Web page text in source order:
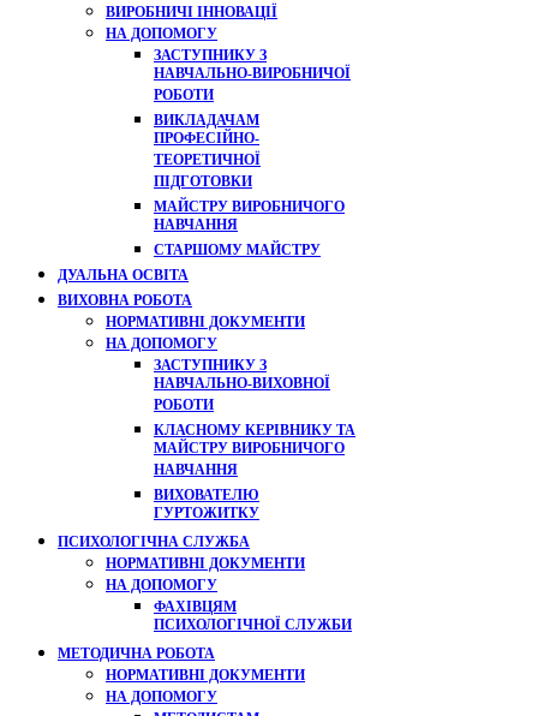
ВИРОБНИЧІ ІННОВАЦІЇ
НА ДОПОМОГУ
ЗАСТУПНИКУ З
НАВЧАЛЬНО-ВИРОБНИЧОЇ
РОБОТИ
ВИКЛАДАЧАМ
ПРОФЕСІЙНО-
ТЕОРЕТИЧНОЇ
ПІДГОТОВКИ
МАЙСТРУ ВИРОБНИЧОГО
НАВЧАННЯ
СТАРШОМУ МАЙСТРУ
ДУАЛЬНА ОСВІТА
ВИХОВНА РОБОТА
НОРМАТИВНІ ДОКУМЕНТИ
НА ДОПОМОГУ
ЗАСТУПНИКУ З
НАВЧАЛЬНО-ВИХОВНОЇ
РОБОТИ
КЛАСНОМУ КЕРІВНИКУ ТА
МАЙСТРУ ВИРОБНИЧОГО
НАВЧАННЯ
ВИХОВАТЕЛЮ
ГУРТОЖИТКУ
ПСИХОЛОГІЧНА СЛУЖБА
НОРМАТИВНІ ДОКУМЕНТИ
НА ДОПОМОГУ
ФАХІВЦЯМ
ПСИХОЛОГІЧНОЇ СЛУЖБИ
МЕТОДИЧНА РОБОТА
НОРМАТИВНІ ДОКУМЕНТИ
НА ДОПОМОГУ